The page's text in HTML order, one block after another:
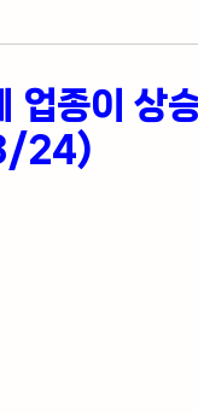
업종이 상
24)